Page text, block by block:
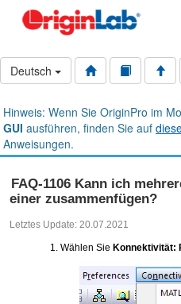
Deutsch
Hinweis: Wenn Sie OriginPro im
GUI ausführen, finden Sie auf
Anweisungen.
FAQ-1106 Kann ich
einer zusammenfügen?
Letztes Update: 20.07.2021
Wählen Sie Konnektivität: